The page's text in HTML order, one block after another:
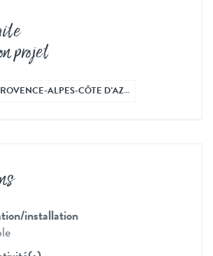
projet
ALPES-CÔTE D'AZ…
installation